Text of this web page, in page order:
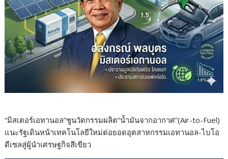
“มิสเตอร์เอทานอล”ชูนวัตกรรมผลิต“น้ำมันจากอากาศ”(Air-to-Fuel)
แนะรัฐเดินหน้าเทคโนโลยีใหม่ต่อยอดอุตสาหกรรมเอทานอล-ไบโอ
ดีเซลสู่ผู้นำเศรษฐกิจสีเขียว